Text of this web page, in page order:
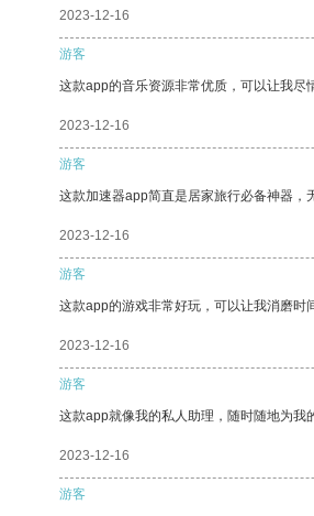
2023-12-16
游客
这款app的音乐资源非常优质，可以让我尽
2023-12-16
游客
这款加速器app简直是居家旅行必备神器，
2023-12-16
游客
这款app的游戏非常好玩，可以让我消磨时
2023-12-16
游客
这款app就像我的私人助理，随时随地为我
2023-12-16
游客